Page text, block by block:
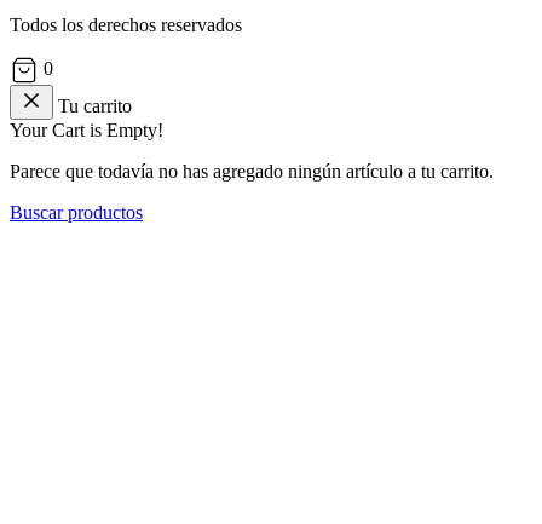
Todos los derechos reservados
0
Tu carrito
Your Cart is Empty!
Parece que todavía no has agregado ningún artículo a tu carrito.
Buscar productos